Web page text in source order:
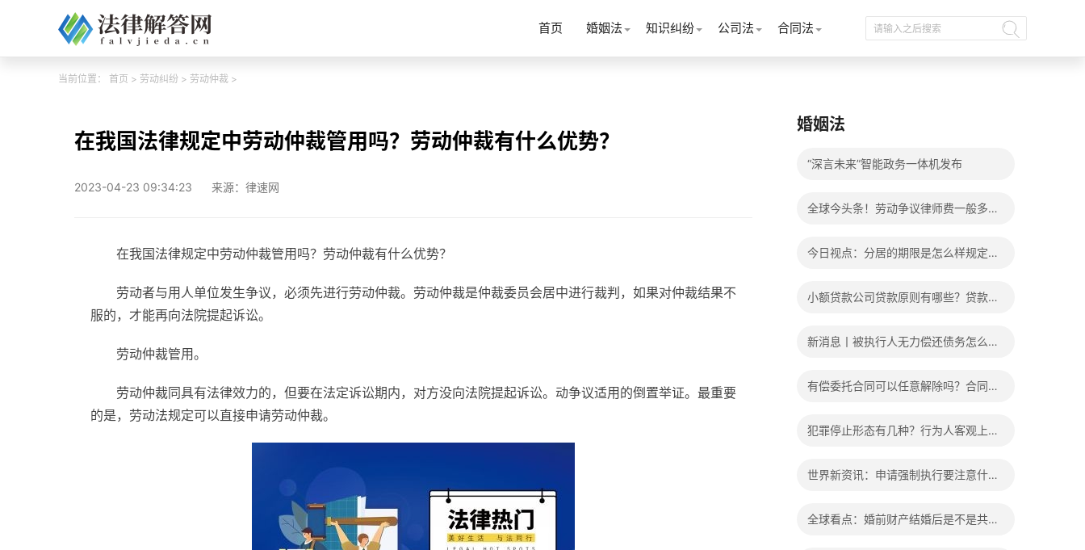
首页 婚姻法 知识纠纷 公司法 合同法
当前位置： 首页 > 劳动纠纷 > 劳动仲裁 >
在我国法律规定中劳动仲裁管用吗？劳动仲裁有什么优势？
2023-04-23 09:34:23 来源：律速网
在我国法律规定中劳动仲裁管用吗？劳动仲裁有什么优势？
劳动者与用人单位发生争议，必须先进行劳动仲裁。劳动仲裁是仲裁委员会居中进行裁判，如果对仲裁结果不
服的，才能再向法院提起诉讼。
劳动仲裁管用。
劳动仲裁同具有法律效力的，但要在法定诉讼期内，对方没向法院提起诉讼。动争议适用的倒置举证。最重要
的是，劳动法规定可以直接申请劳动仲裁。
婚姻法
“深言未来”智能政务一体机发布
全球今头条！劳动争议律师费一般多少
今日视点：分居的期限是怎么样规定
小额贷款公司贷款原则有哪些？贷款不
新消息丨被执行人无力偿还债务怎么
有偿委托合同可以任意解除吗？合同无
犯罪停止形态有几种？行为人客观上实
世界新资讯：申请强制执行要注意什么
全球看点：婚前财产结婚后是不是共同